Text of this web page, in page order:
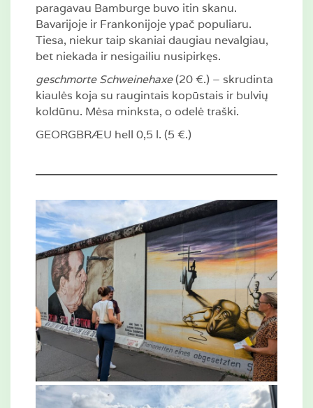
paragavau Bamburge buvo itin skanu.
Bavarijoje ir Frankonijoje ypač populiaru.
Tiesa, niekur taip skaniai daugiau nevalgiau,
bet niekada ir nesigailiu nusipirkęs.
geschmorte Schweinehaxe(20 €.) – skrudinta
kiaulės koja su raugintais kopūstais ir bulvių
koldūnu. Mėsa minksta, o odelė traški.
GEORGBRÆU hell 0,5 l. (5 €.)